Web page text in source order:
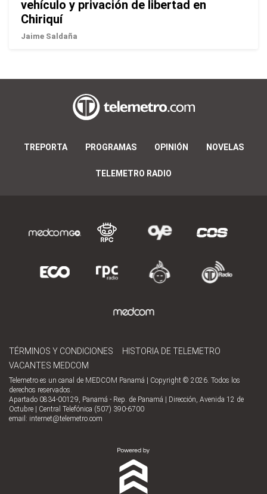
vehículo y privación de libertad en
Chiriquí
Jaime Saldaña
TREPORTA PROGRAMAS OPINIÓN NOVELAS
TELEMETRO RADIO
TÉRMINOS Y CONDICIONES
HISTORIA DE TELEMETRO
VACANTES MEDCOM
Telemetro es un canal de MEDCOM Panamá | Copyright © 2026. Todos los
derechos reservados.
Apartado 0834-00129, Panamá - Rep. de Panamá | Dirección, Avenida 12 de
Octubre | Central Telefónica (507) 390-6700
email: internet@telemetro.com